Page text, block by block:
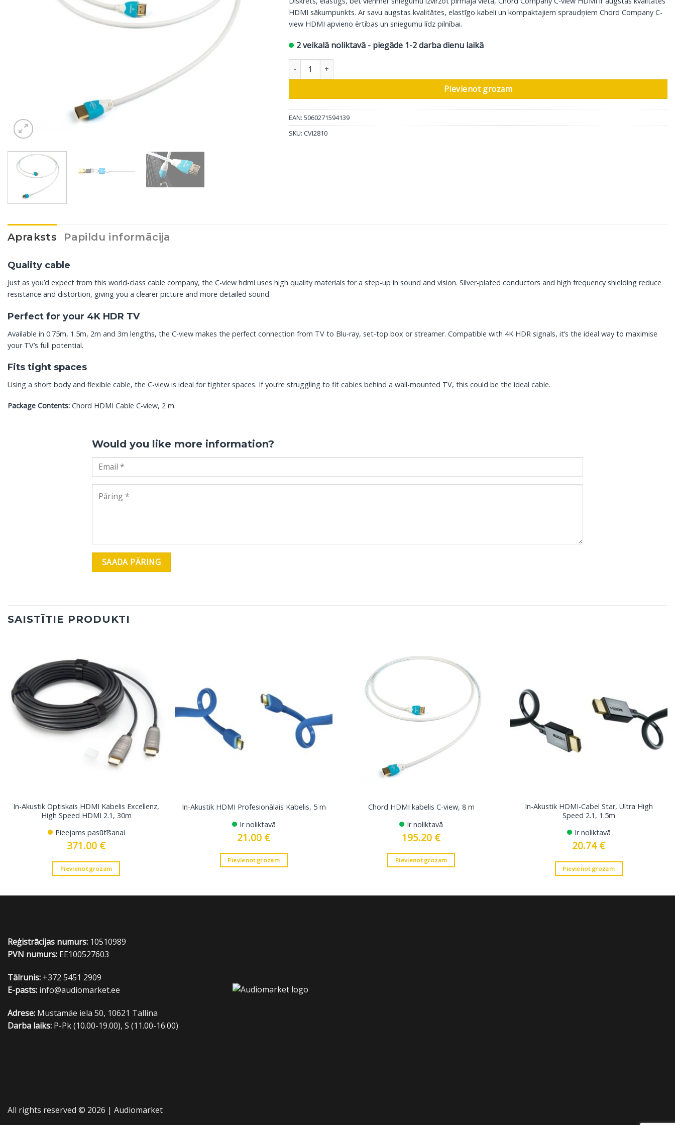
HDMI sākumpunkts. Ar savu augstas kvalitātes, elastīgo kabeli un kompaktajiem spraudņiem Chord Company C-
view HDMI apvieno ērtības un sniegumu līdz pilnībai.
2 veikalā noliktavā - piegāde 1-2 darba dienu laikā
Chord HDMI kabelis C-view, 2 m daudzums
Pievienot grozam
EAN: 5060271594139
SKU: CVI2810
Apraksts Papildu informācija
Quality cable
Just as you’d expect from this world-class cable company, the C-view hdmi uses high quality materials for a step-up in sound and vision. Silver-plated conductors and high frequency shielding reduce
resistance and distortion, giving you a clearer picture and more detailed sound.
Perfect for your 4K HDR TV
Available in 0.75m, 1.5m, 2m and 3m lengths, the C-view makes the perfect connection from TV to Blu-ray, set-top box or streamer. Compatible with 4K HDR signals, it’s the ideal way to maximise
your TV’s full potential.
Fits tight spaces
Using a short body and flexible cable, the C-view is ideal for tighter spaces. If you’re struggling to fit cables behind a wall-mounted TV, this could be the ideal cable.
Package Contents: Chord HDMI Cable C-view, 2 m.
Would you like more information?
SAISTĪTIE PRODUKTI
In-Akustik Optiskais HDMI Kabelis Excellenz,
High Speed HDMI 2.1, 30m
Pieejams pasūtīšanai
371.00 €
Pievienot grozam
In-Akustik HDMI Profesionālais Kabelis, 5 m
Ir noliktavā
21.00 €
Pievienot grozam
Chord HDMI kabelis C-view, 8 m
Ir noliktavā
195.20 €
Pievienot grozam
In-Akustik HDMI-Cabel Star, Ultra High
Speed 2.1, 1.5m
Ir noliktavā
20.74€
Pievienot grozam
Reģistrācijas numurs: 10510989
PVN numurs: EE100527603
Tālrunis: +372 5451 2909
E-pasts: info@audiomarket.ee
Adrese: Mustamäe iela 50, 10621 Tallina
Darba laiks: P-Pk (10.00-19.00), S (11.00-16.00)
All rights reserved © 2026 | Audiomarket